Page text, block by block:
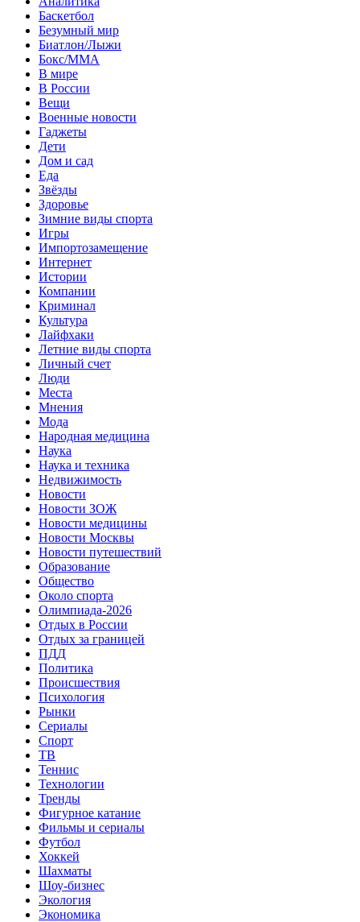
Баскетбол
Безумный мир
Биатлон/Лыжи
Бокс/MMA
В мире
В России
Вещи
Военные новости
Гаджеты
Дети
Дом и сад
Еда
Звёзды
Здоровье
Зимние виды спорта
Игры
Импортозамещение
Интернет
Истории
Компании
Криминал
Культура
Лайфхаки
Летние виды спорта
Личный счет
Люди
Места
Мнения
Мода
Народная медицина
Наука
Наука и техника
Недвижимость
Новости
Новости ЗОЖ
Новости медицины
Новости Москвы
Новости путешествий
Образование
Общество
Около спорта
Олимпиада-2026
Отдых в России
Отдых за границей
ПДД
Политика
Происшествия
Психология
Рынки
Сериалы
Спорт
ТВ
Теннис
Технологии
Тренды
Фигурное катание
Фильмы и сериалы
Футбол
Хоккей
Шахматы
Шоу-бизнес
Экология
Экономика